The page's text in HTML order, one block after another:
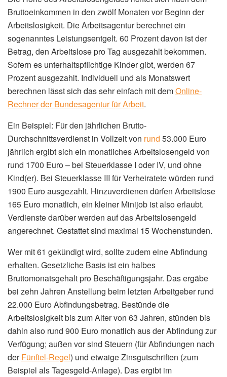
Bruttoeinkommen in den zwölf Monaten vor Beginn der
Arbeitslosigkeit. Die Arbeitsagentur berechnet ein
sogenanntes Leistungsentgelt. 60 Prozent davon ist der
Betrag, den Arbeitslose pro Tag ausgezahlt bekommen.
Sofern es unterhaltspflichtige Kinder gibt, werden 67
Prozent ausgezahlt. Individuell und als Monatswert
berechnen lässt sich das sehr einfach mit demOnline-
Rechner der Bundesagentur für Arbeit.
Ein Beispiel: Für den jährlichen Brutto-
Durchschnittsverdienst in Vollzeit von rund 53.000 Euro
jährlich ergibt sich ein monatliches Arbeitslosengeld von
rund 1700 Euro – bei Steuerklasse I oder IV, und ohne
Kind(er). Bei Steuerklasse III für Verheiratete würden rund
1900 Euro ausgezahlt. Hinzuverdienen dürfen Arbeitslose
165 Euro monatlich, ein kleiner Minijob ist also erlaubt.
Verdienste darüber werden auf das Arbeitslosengeld
angerechnet. Gestattet sind maximal 15 Wochenstunden.
Wer mit 61 gekündigt wird, sollte zudem eine Abfindung
erhalten. Gesetzliche Basis ist ein halbes
Bruttomonatsgehalt pro Beschäftigungsjahr. Das ergäbe
bei zehn Jahren Anstellung beim letzten Arbeitgeber rund
22.000 Euro Abfindungsbetrag. Bestünde die
Arbeitslosigkeit bis zum Alter von 63 Jahren, stünden bis
dahin also rund 900 Euro monatlich aus der Abfindung zur
Verfügung; außen vor sind Steuern (für Abfindungen nach
derFünftel-Regel) und etwaige Zinsgutschriften (zum
Beispiel als Tagesgeld-Anlage). Das ergibt im